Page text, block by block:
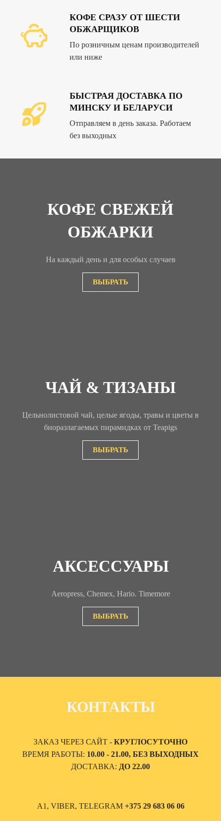
КОФЕ СРАЗУ ОТ ШЕСТИ
ОБЖАРЩИКОВ
По розничным ценам производителей
или ниже
БЫСТРАЯ ДОСТАВКА ПО
МИНСКУ И БЕЛАРУСИ
Отправляем в день заказа. Работаем
без выходных
КОФЕ СВЕЖЕЙ
ОБЖАРКИ
На каждый день и для особых случаев
ВЫБРАТЬ
ЧАЙ & ТИЗАНЫ
Цельнолистовой чай, целые ягоды, травы и цветы в
биоразлагаемых пирамидках от Teapigs
ВЫБРАТЬ
АКСЕССУАРЫ
Aeropress, Chemex, Hario. Timemore
ВЫБРАТЬ
КОНТАКТЫ
ЗАКАЗ ЧЕРЕЗ САЙТ - КРУГЛОСУТОЧНО
ВРЕМЯ РАБОТЫ: 10.00 - 21.00, БЕЗ ВЫХОДНЫХ
ДОСТАВКА: ДО 22.00
А1, VIBER, TELEGRAM +375 29 683 06 06